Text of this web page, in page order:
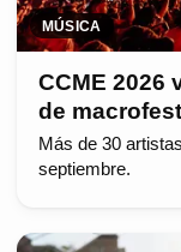
MÚSICA
CCME 2026
de
Más de 30
septiembre.